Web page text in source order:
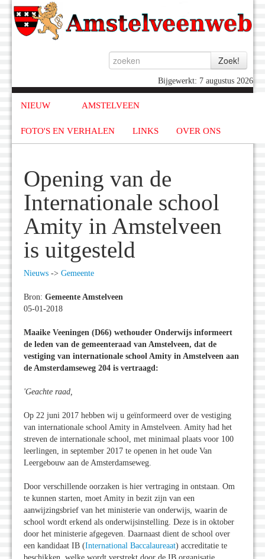
Bijgewerkt: 7 augustus 2026
NIEUW AMSTELVEEN
FOTO'S EN VERHALEN LINKS OVER ONS
Opening van de
Internationale school
Amity in Amstelveen
is uitgesteld
Nieuws -> Gemeente
Bron: Gemeente Amstelveen
05-01-2018
Maaike Veeningen (D66) wethouder Onderwijs informeert
de leden van de gemeenteraad van Amstelveen, dat de
vestiging van internationale school Amity in Amstelveen aan
de Amsterdamseweg 204 is vertraagd:
'Geachte raad,
Op 22 juni 2017 hebben wij u geïnformeerd over de vestiging
van internationale school Amity in Amstelveen. Amity had het
streven de internationale school, met minimaal plaats voor 100
leerlingen, in september 2017 te openen in het oude Van
Leergebouw aan de Amsterdamseweg.
Door verschillende oorzaken is hier vertraging in ontstaan. Om
te kunnen starten, moet Amity in bezit zijn van een
aanwijzingsbrief van het ministerie van onderwijs, waarin de
school wordt erkend als onderwijsinstelling. Deze is in oktober
door het ministerie afgegeven. Daarnaast dient de school over
een kandidaat IB (International Baccalaureaat) accreditatie te